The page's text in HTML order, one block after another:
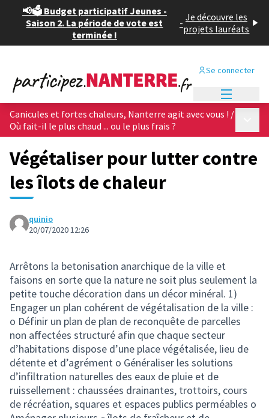
📢🗳️ Budget participatif Jeunes -
Saison 2. La période de vote est
terminée !
- Je découvre les
projets lauréats
Se connecter
Canicules et fortes chaleurs, Nanterre agit avec vous ! /
Où fait-il le plus chaud ... ou le plus frais ?
Végétaliser pour lutter contre
les îlots de chaleur
quinio
20/07/2020 12:26
Arrêtons la betonisation anarchique de la ville et
faisons en sorte que la nature ne soit plus seulement la
petite touche décoration dans un décor minéral. 1)
Engager un plan cohérent de végétalisation de la ville :
o Définir un plan de plan de reconquête de parcelles
non affectées structuré afin que chaque secteur
d’habitations dispose d’une place végétalisée, lieu de
détente et d’agrément o Généraliser les solutions
d’infiltration naturelles des eaux de pluie et de
ruissellement : chaussées drainantes, trottoirs, cours
de récréation, squares et espaces publics perméables o